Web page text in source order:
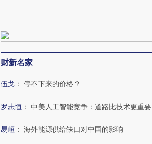
财新名家
伍戈 ： 停不下来的价格？
罗志恒 ： 中美人工智能竞争：道路比技术更重要
易峘 ： 海外能源供给缺口对中国的影响